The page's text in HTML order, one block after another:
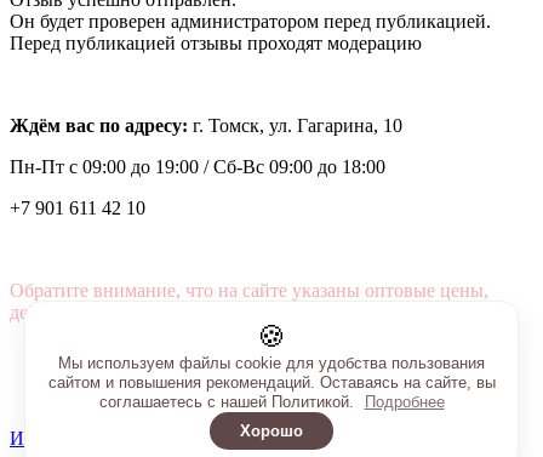
Он будет проверен администратором перед публикацией.
Перед публикацией отзывы проходят модерацию
Ждём вас по адресу: г. Томск, ул. Гагарина, 10
Пн-Пт с 09:00 до 19:00 /Сб-Вс 09:00 до 18:00
+7 901 611 42 10
Обратите внимание, что на сайте указаны оптовые цены,
действующие при первом заказе от 3000 рублей.
Интернет-магазин создан на InSales
🍪
Мы используем файлы cookie для удобства пользования
сайтом и повышения рекомендаций. Оставаясь на сайте, вы
соглашаетесь с нашей Политикой.
Подробнее
Хорошо